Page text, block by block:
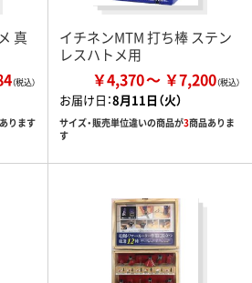
真
ります
イチネンMTM 打ち棒 ステン
レスハトメ用
￥4,370 ￥7,200
お届け日：8月11日（火）
サイズ・販売単位違いの商品が3商品ありま
す